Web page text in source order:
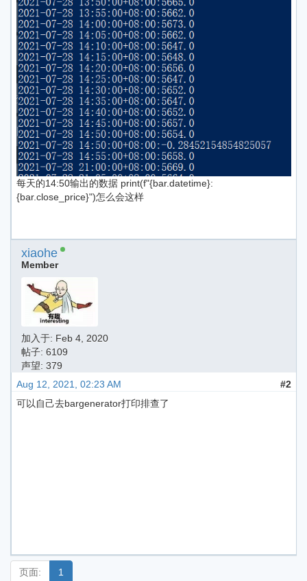
每天的14:50输出的数据 print(f"{bar.datetime}:
{bar.close_price}")怎么会这样
xiaohe
Member
加入于: Feb 4, 2020
帖子: 6109
声望: 379
Aug 12, 2021, 02:23 AM
#2
可以自己去bargenerator打印排查了
页面: 1